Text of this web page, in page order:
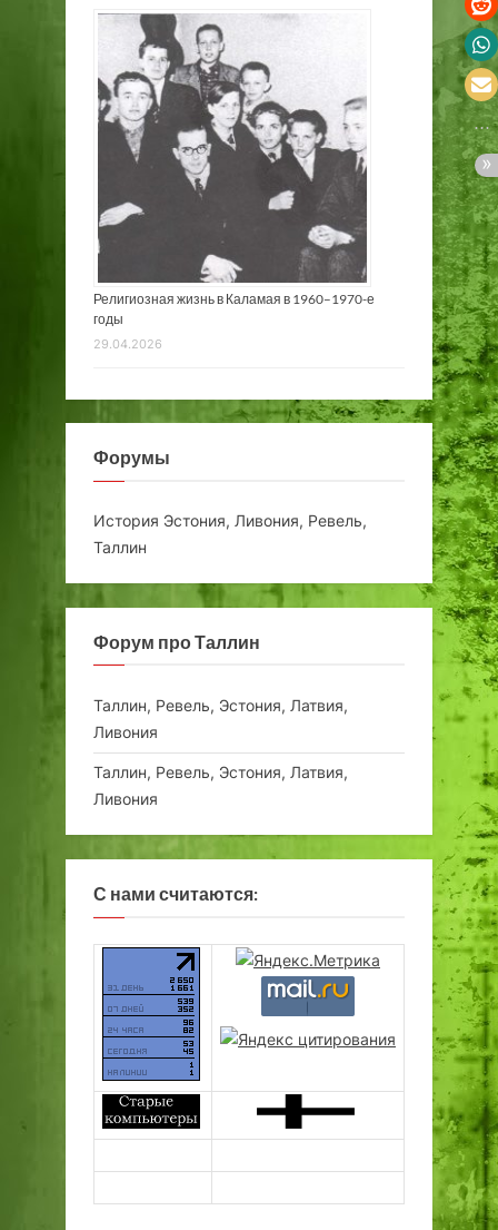
Религиозная жизнь в Каламая в 1960–1970-е
годы
29.04.2026
Форумы
История Эстония, Ливония, Ревель,
Таллин
Форум про Таллин
Таллин, Ревель, Эстония, Латвия,
Ливония
Таллин, Ревель, Эстония, Латвия,
Ливония
С нами считаются: